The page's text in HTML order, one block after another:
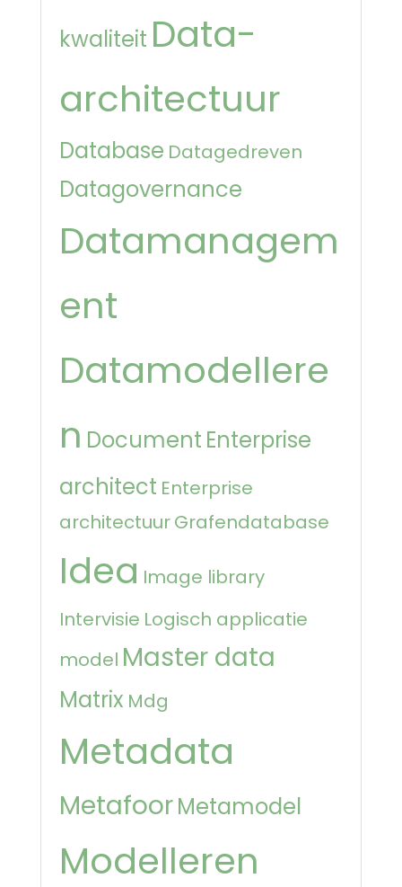
kwaliteit Data-
architectuur
Database Datagedreven
Datagovernance
Datamanagem
ent
Datamodellere
n Document Enterprise
architect Enterprise
architectuurGrafendatabase
Idea Image library
Intervisie Logisch applicatie
model Master data
Matrix Mdg
Metadata
MetafoorMetamodel
Modelleren